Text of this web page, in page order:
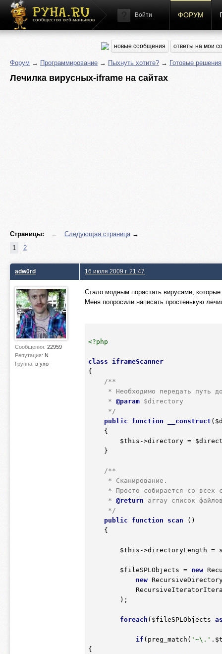
сообщество веб-маньяков
Войти ФОРУМ
новые сообщения ответы на мои
Форум → Программирование → Пыхнуть хотите? → Готовые решения
Лечилка вирусных-iframe на сайтах
Страницы: ← Следующая страница→
1
2
adw0rd
Сообщения: 22959
Репутация: N
Группа: в ухо
16 июля 2009 г. 21:47
Стало модным порастать вирусами,
Меня попросили написать простенькую
<?php
class
iframeScanner
{
/**
* @param $directory
*/
public
function __construct (
{
$this ->directory =
/**
* @return array список
*/
public
function scan
()
{
$this ->directoryLength =
$fileSPLObjects = new
new
foreach ( $fileSPLObjects
if (preg_match( '~\.' .
{